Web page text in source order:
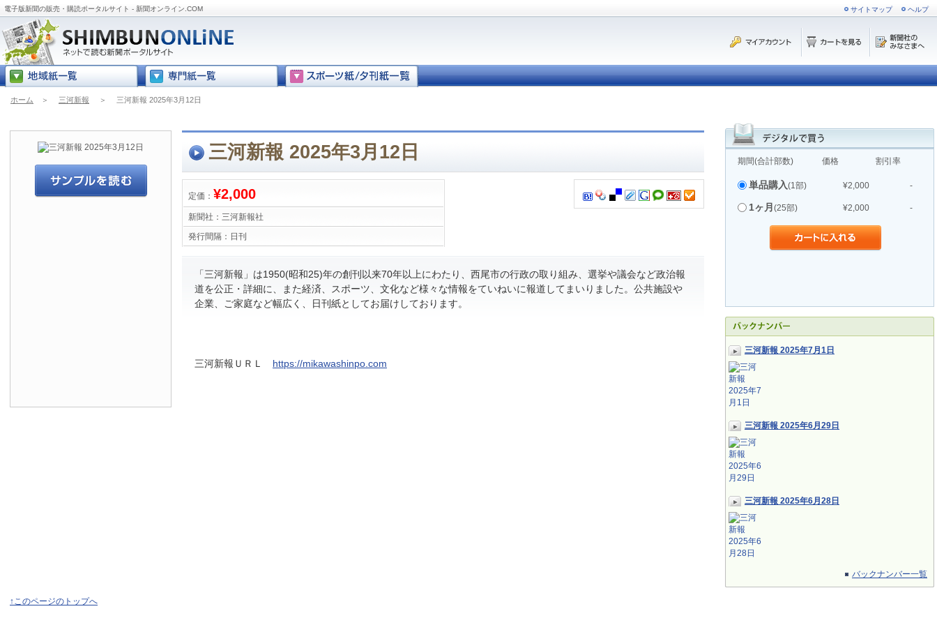
電子版新聞の販売・購読ポータルサイト - 新聞オンライン.COM サイトマップ ヘルプ
ホーム ＞ 三河新報 ＞ 三河新報 2025年3月12日
期間(合計部数) 価格 割引率
単品購入(1部) ¥2,000 -
1ヶ月 (25部) ¥2,000 -
三河新報 2025年7月1日
三河新報 2025年6月29日
三河新報 2025年6月28日
バックナンバー一覧
三河新報 2025年3月12日
定価： ¥2,000
新聞社： 三河新報社
発行間隔： 日刊
「三河新報」は1950(昭和25)年の創刊以来70年以上にわたり、西尾市の行政の取り組み、選挙や議会など政治報
道を公正・詳細に、また経済、スポーツ、文化など様々な情報をていねいに報道してまいりました。公共施設や
企業、ご家庭など幅広く、日刊紙としてお届けしております。
三河新報ＵＲＬ https://mikawashinpo.com
↑このページのトップへ